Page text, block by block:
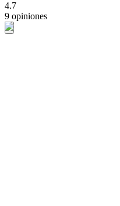
4.7
9 opiniones